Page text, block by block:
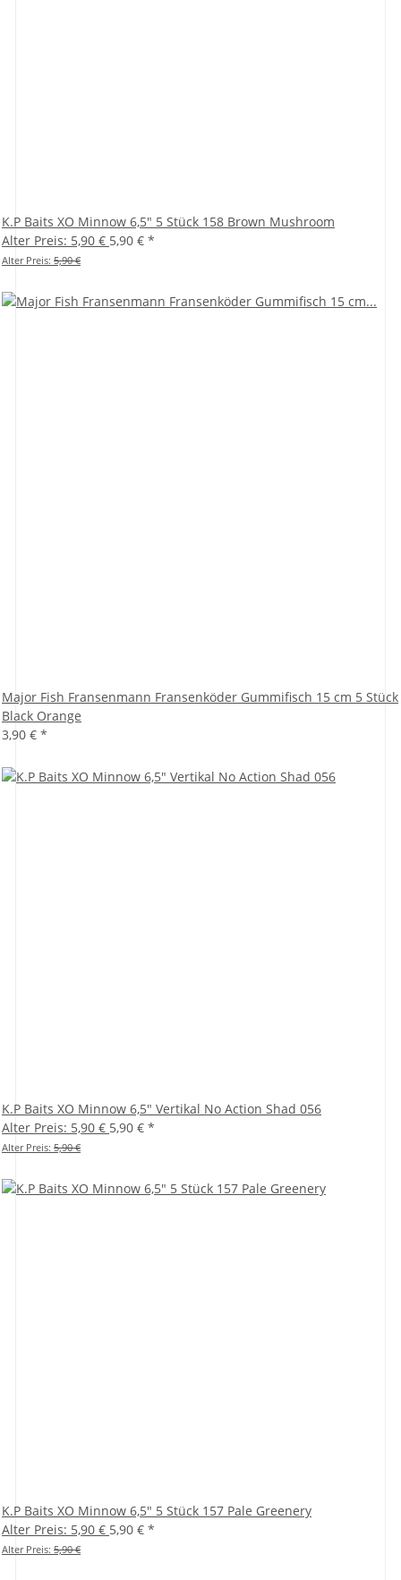
K.P Baits XO Minnow 6,5" 5 Stück 158 Brown Mushroom
Alter Preis: 5,90 € 5,90 € *
Alter Preis: 5,90 €
Major Fish Fransenmann Fransenköder Gummifisch 15 cm 5 Stück
Black Orange
3,90 € *
K.P Baits XO Minnow 6,5" Vertikal No Action Shad 056
Alter Preis: 5,90 € 5,90 € *
Alter Preis: 5,90 €
K.P Baits XO Minnow 6,5" 5 Stück 157 Pale Greenery
Alter Preis: 5,90 € 5,90 € *
Alter Preis: 5,90 €